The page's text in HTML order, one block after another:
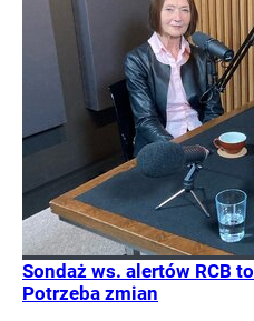
Sondaż ws. alertów RCB
Potrzeba zmian